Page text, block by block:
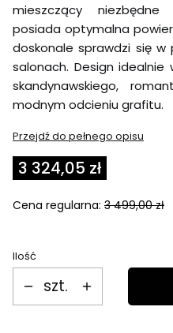
mieszczący
posiada optymalna
doskonale sprawdzi się w
salonach. Design
skandynawskiego,
modnym odcieniu grafitu.
Przejdź do pełnego opisu
3 324,05 zł
Cena regularna: 3 499,00 zł
Ilość
szt.